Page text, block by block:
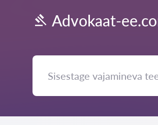
Advokaat-